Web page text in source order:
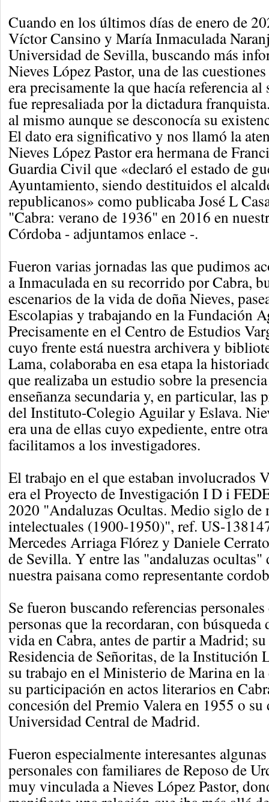
Cuando en los últimos días de enero de
Víctor Cansino y María Inmaculada
Universidad de Sevilla, buscando más
Nieves López Pastor, una de las
era precisamente la que hacía referencia
fue represaliada por la dictadura
al mismo aunque se desconocía su
El dato era significativo y nos llamó la
Nieves López Pastor era hermana de
Guardia Civil que «declaró el estado de
Ayuntamiento, siendo destituidos el
republicanos» como publicaba José L
"Cabra: verano de 1936" en 2016 en
Córdoba - adjuntamos enlace -.
Fueron varias jornadas las que pudimos
a Inmaculada en su recorrido por Cabra,
escenarios de la vida de doña Nieves,
Escolapias y trabajando en la Fundación
Precisamente en el Centro de Estudios
cuyo frente está nuestra archivera y
Lama, colaboraba en esa etapa la
que realizaba un estudio sobre la
enseñanza secundaria y, en particular, las
del Instituto-Colegio Aguilar y Eslava.
era una de ellas cuyo expediente, entre
facilitamos a los investigadores.
El trabajo en el que estaban involucrados
era el Proyecto de Investigación I D i
2020 "Andaluzas Ocultas. Medio siglo de
intelectuales (1900-1950)", ref. US-
Mercedes Arriaga Flórez y Daniele
de Sevilla. Y entre las "andaluzas ocultas"
nuestra paisana como representante
Se fueron buscando referencias
personas que la recordaran, con búsqueda
vida en Cabra, antes de partir a Madrid;
Residencia de Señoritas, de la Institución
su trabajo en el Ministerio de Marina en
su participación en actos literarios en
concesión del Premio Valera en 1955 o su
Universidad Central de Madrid.
Fueron especialmente interesantes
personales con familiares de Reposo de
muy vinculada a Nieves López Pastor,